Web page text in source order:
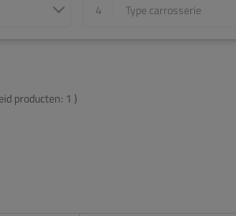
4 Type carrosserie
producten: 1 )